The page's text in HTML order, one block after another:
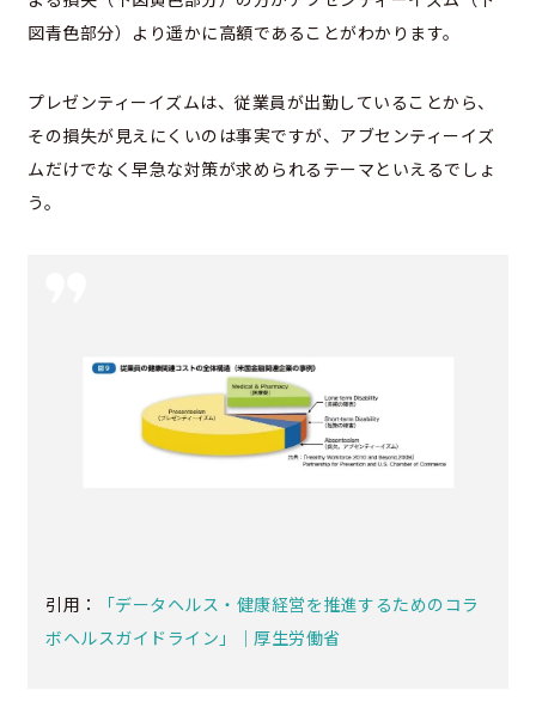
図青色部分）より遥かに高額であることがわかります。
プレゼンティーイズムは、従業員が出勤していることから、
その損失が見えにくいのは事実ですが、アブセンティーイズ
ムだけでなく早急な対策が求められるテーマといえるでしょ
う。
引用：
「データヘルス・健康経営を推進するためのコラ
ボヘルスガイドライン」｜厚生労働省